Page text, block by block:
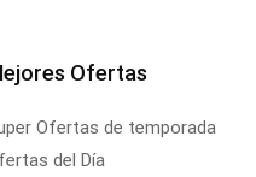
Ofertas
Ofertas de temporada
del Día